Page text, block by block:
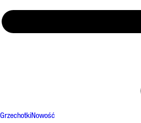
GrzechotkiNowość